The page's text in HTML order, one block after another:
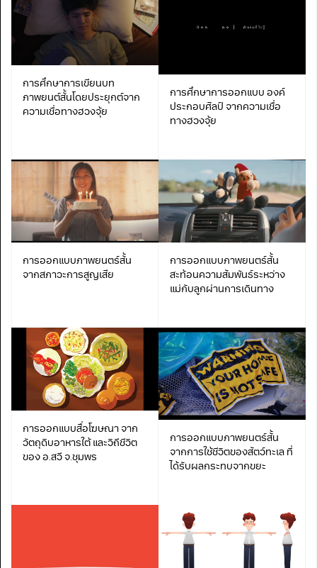
การศึกษาการเขียนบท
ภาพยนต์สั้นโดยประยุกต์จาก
ความเชื่อทางฮวงจุ้ย
การศึกษาการออกแบบ องค์
ประกอบศิลป์ จากความเชื่อ
ทางฮวงจุ้ย
การออกแบบภาพยนตร์สั้น
จากสภาวะการสูญเสีย
การออกแบบภาพยนตร์สั้น
สะท้อนความสัมพันธ์ระหว่าง
แม่กับลูกผ่านการเดินทาง
การออกแบบสื่อโฆษณา จาก
วัตถุดิบอาหารใต้ และวิถีชีวิต
ของ อ.สวี จ.ชุมพร
การออกแบบภาพยนตร์สั้น
จากการใช้ชีวิตของสัตว์ทะเล ที่
ได้รับผลกระทบจากขยะ